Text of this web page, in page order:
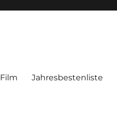
Film Jahresbestenliste